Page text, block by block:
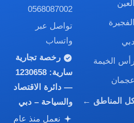
العين
الفجيرة
دبي
الخيمة
عجمان
المناطق ←
0568087002
تواصل عبر
واتساب
رخصة تجارية
سارية:1230658
— دائرة الاقتصاد
والسياحة – دبي
نعمل منذ عام